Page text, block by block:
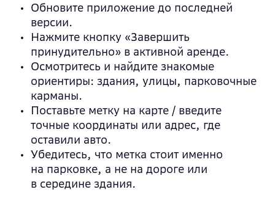
Обновите приложение до последней
версии.
Нажмите кнопку «Завершить
принудительно» в активной аренде.
Осмотритесь и найдите знакомые
ориентиры: здания, улицы, парковочные
карманы.
Поставьте метку на карте / введите
точные координаты или адрес, где
оставили авто.
Убедитесь, что метка стоит именно
на парковке, а не на дороге или
в середине здания.